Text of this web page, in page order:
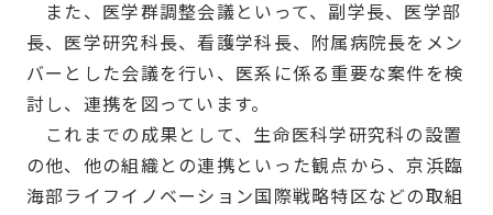
また、医学群調整会議といって、副学長、医学部
長、医学研究科長、看護学科長、附属病院長をメン
バーとした会議を行い、医系に係る重要な案件を検
討し、連携を図っています。
これまでの成果として、生命医科学研究科の設置
の他、他の組織との連携といった観点から、京浜臨
海部ライフイノベーション国際戦略特区などの取組